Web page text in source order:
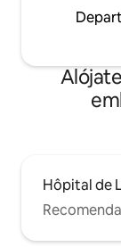
Hôpital de